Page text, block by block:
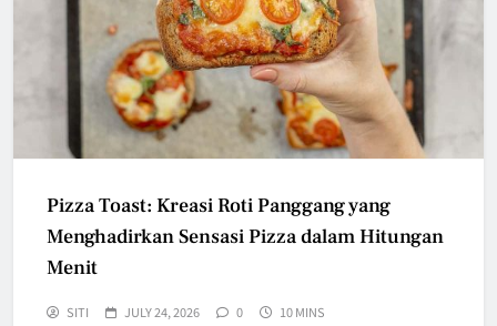
Pizza Toast: Kreasi Roti Panggang yang
Menghadirkan Sensasi Pizza dalam Hitungan
Menit
SITI JULY 24, 2026 0 10 MINS